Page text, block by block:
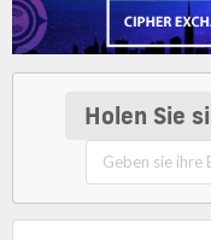
Holen Sie